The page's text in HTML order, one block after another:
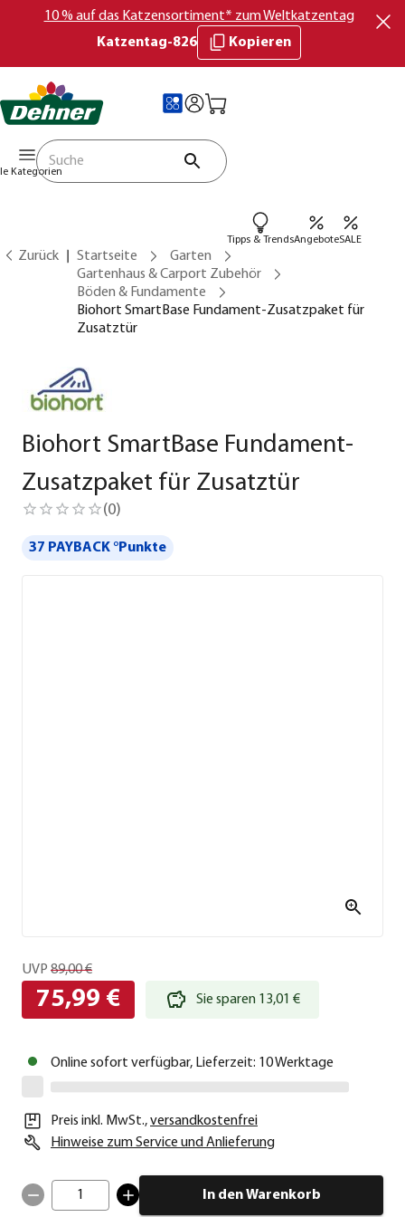
10 % auf das Katzensortiment* zum Weltkatzentag
Katzentag-826
Kopieren
Kategorien
Tipps & TrendsAngeboteSALE
Zurück Startseite
Garten
Gartenhaus & Carport Zubehör
Böden & Fundamente
Biohort SmartBase Fundament-Zusatzpaket für
Zusatztür
Biohort SmartBase Fundament-
Zusatzpaket für Zusatztür
(0)
37 PAYBACK °Punkte
UVP 89,00 €
75,99 € Sie sparen 13,01 €
Online sofort verfügbar, Lieferzeit: 10 Werktage
Preis inkl. MwSt.,versandkostenfrei
Hinweise zum Service und Anlieferung
1 In den Warenkorb